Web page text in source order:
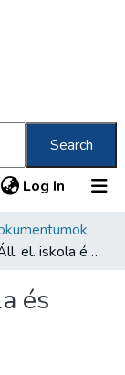
Search
Log In (current)
Rákoshegy Áll. el. iskola és Ovoda
és